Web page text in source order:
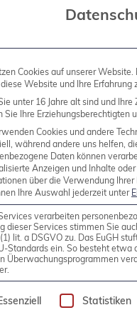
im Sortiment
infizierte oder
Cookies auf unserer
Website und Ihre Erfahrung
unter 16 Jahre alt sind und
Sie Ihre Erziehungsberechtigten
Cookies und andere
während andere uns helfen,
Daten können
Anzeigen und Inhalte
über die Verwendung
Ihre Auswahl jederzeit unter
verarbeiten
dieser Services stimmen Sie
lit. a DSGVO zu. Das EuGH
Standards ein. So besteht etwa
Überwachungsprogrammen
eine Liste derStatistiken